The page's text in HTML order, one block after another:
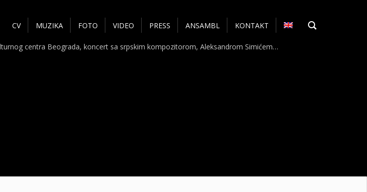
CV MUZIKA FOTO VIDEO PRESS ANSAMBL KONTAKT
centra Beograda, koncert sa srpskim kompozitorom, Aleksandrom Simićem…